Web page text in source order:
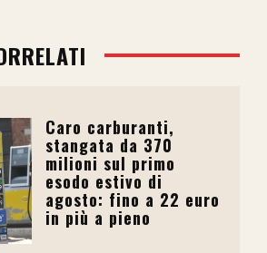
Caro carburanti,
stangata da 370
milioni sul primo
esodo estivo di
agosto: fino a 22 euro
in più a pieno